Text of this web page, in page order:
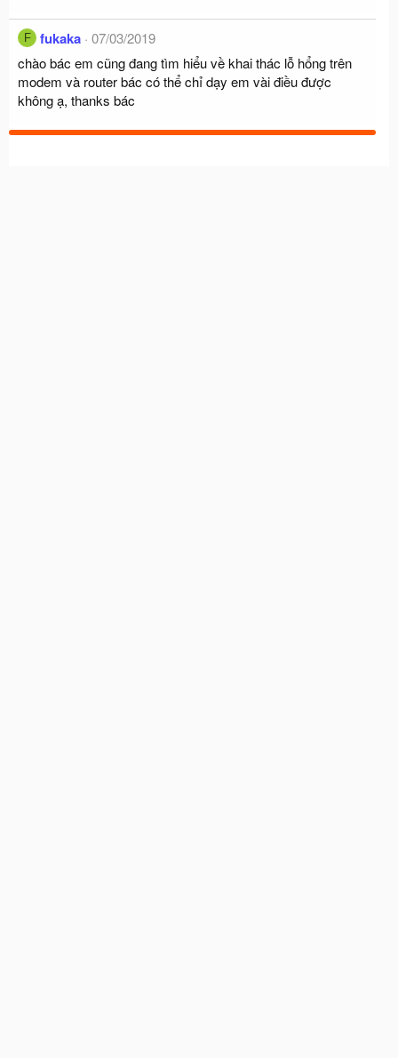
F fukaka 07/03/2019
chào bác em cũng đang tìm hiểu về khai thác lỗ hổng trên
modem và router bác có thể chỉ dạy em vài điều được
không ạ, thanks bác